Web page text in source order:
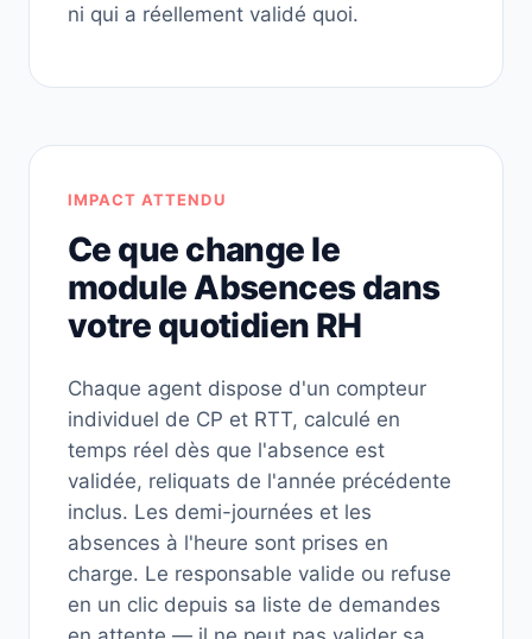
ni qui a réellement validé quoi.
IMPACT ATTENDU
Ce que change le
module Absences dans
votre quotidien RH
Chaque agent dispose d'un compteur
individuel de CP et RTT, calculé en
temps réel dès que l'absence est
validée, reliquats de l'année précédente
inclus. Les demi-journées et les
absences à l'heure sont prises en
charge. Le responsable valide ou refuse
en un clic depuis sa liste de demandes